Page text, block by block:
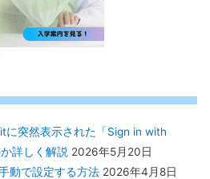
に突然表示された「Sign in with
詳しく解説 2026年5月20日
動で設定する方法 2026年4月8日